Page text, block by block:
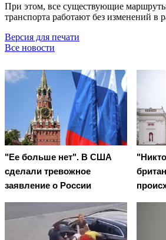
При этом, все существующие маршруты
транспорта работают без изменений в
Версия для печати
Все новости
"Ее больше нет". В США
сделали тревожное
заявление о России